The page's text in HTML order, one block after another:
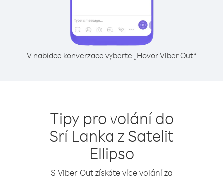
V nabídce konverzace vyberte „Hovor Viber Out“
Tipy pro volání do
Srí Lanka z Satelit
Ellipso
S Viber Out získáte více volání za